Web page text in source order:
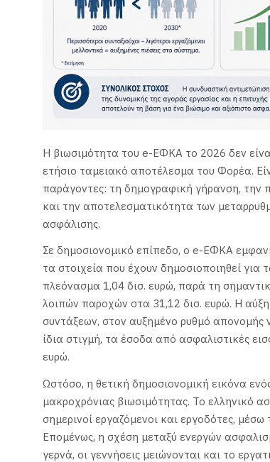
Η βιωσιμότητα του e-ΕΦΚΑ το 2026 δεν
ετήσιο ταμειακό αποτέλεσμα του Φορέα.
παράγοντες: τη δημογραφική γήρανση, την
και την αποτελεσματικότητα των
ασφάλισης.
Σε δημοσιονομικό επίπεδο, ο e-ΕΦΚΑ
τα στοιχεία που έχουν δημοσιοποιηθεί
πλεόνασμα 1,04 δισ. ευρώ, παρά τη
λοιπών παροχών στα 31,12 δισ. ευρώ. Η
συντάξεων, στον αυξημένο ρυθμό
ίδια στιγμή, τα έσοδα από ασφαλιστικές
ευρώ.
Ωστόσο, η θετική δημοσιονομική εικόνα
μακροχρόνιας βιωσιμότητας. Το ελληνικό
σημερινοί εργαζόμενοι και εργοδότες,
Επομένως, η σχέση μεταξύ ενεργών
γερνά, οι γεννήσεις μειώνονται και το